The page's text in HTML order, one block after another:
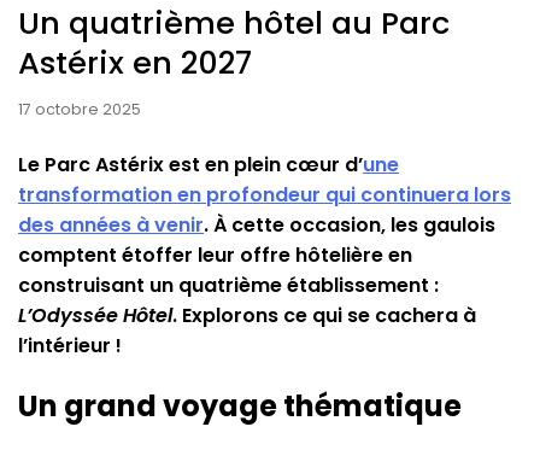
Un quatrième hôtel au Parc
Astérix en 2027
17 octobre 2025
Le Parc Astérix est en plein cœur d’une
transformation en profondeur qui continuera lors
des années à venir. À cette occasion, les gaulois
comptent étoffer leur offre hôtelière en
construisant un quatrième établissement :
L’Odyssée Hôtel. Explorons ce qui se cachera à
l’intérieur !
Un grand voyage thématique